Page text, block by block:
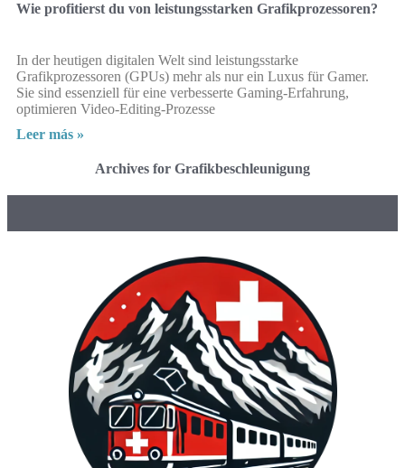
Wie profitierst du von leistungsstarken Grafikprozessoren?
In der heutigen digitalen Welt sind leistungsstarke
Grafikprozessoren (GPUs) mehr als nur ein Luxus für Gamer.
Sie sind essenziell für eine verbesserte Gaming-Erfahrung,
optimieren Video-Editing-Prozesse
Leer más »
Archives for Grafikbeschleunigung